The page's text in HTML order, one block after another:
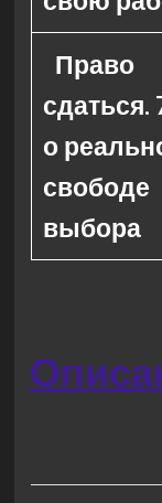
Право
сдаться.
о
свободе
выбора